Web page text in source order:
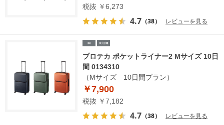
税抜 ￥6,273
4.7 （38） レビューを見る
プロテカ ポケットライナー2 Mサイズ 10日
間 0134310
（Mサイズ 10日間プラン）
￥7,900
税抜 ￥7,182
4.7 （38） レビューを見る